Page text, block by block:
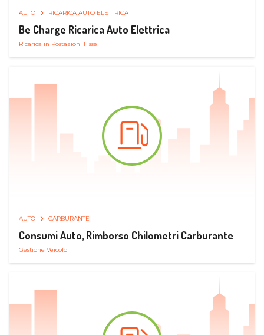
AUTO RICARICA AUTO ELETTRICA
Be Charge Ricarica Auto Elettrica
Ricarica in Postazioni Fisse
AUTO CARBURANTE
Consumi Auto, Rimborso Chilometri Carburante
Gestione Veicolo